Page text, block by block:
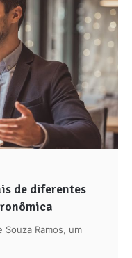
de diferentes
Souza Ramos, um